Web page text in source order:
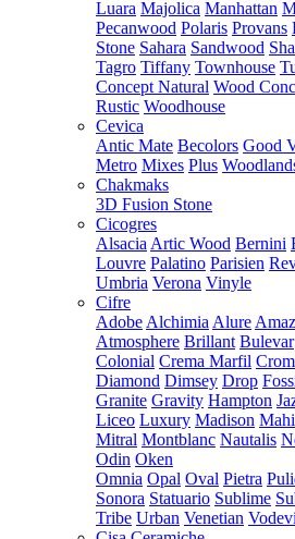
Luara Majolica Manhattan
Pecanwood Polaris Provans
Stone Sahara Sandwood
Tagro Tiffany Townhouse
Concept Natural Wood
Rustic Woodhouse
Cevica
Antic Mate Becolors Good
Metro Mixes Plus
Chakmaks
3D Fusion Stone
Cicogres
Alsacia Artic Wood Bernini
Louvre Palatino Parisien
Umbria Verona Vinyle
Cifre
Adobe Alchimia Alure
Atmosphere Brillant Bulevar
Colonial Crema Marfil
Diamond Dimsey Drop
Granite Gravity Hampton
Liceo Luxury Madison Mahi
Mitral Montblanc Nautalis
Odin Oken
Omnia Opal Oval Pietra
Sonora Statuario Sublime
Tribe Urban Venetian